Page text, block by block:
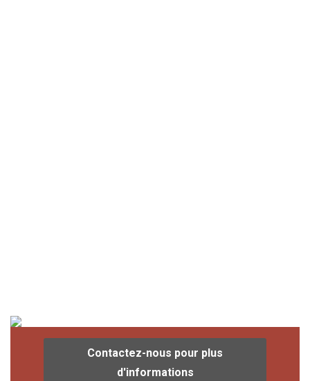
Contactez-nous pour plus
d'informations